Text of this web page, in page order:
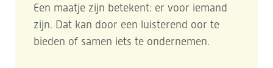
Een maatje zijn betekent: er voor iemand
zijn. Dat kan door een luisterend oor te
bieden of samen iets te ondernemen.